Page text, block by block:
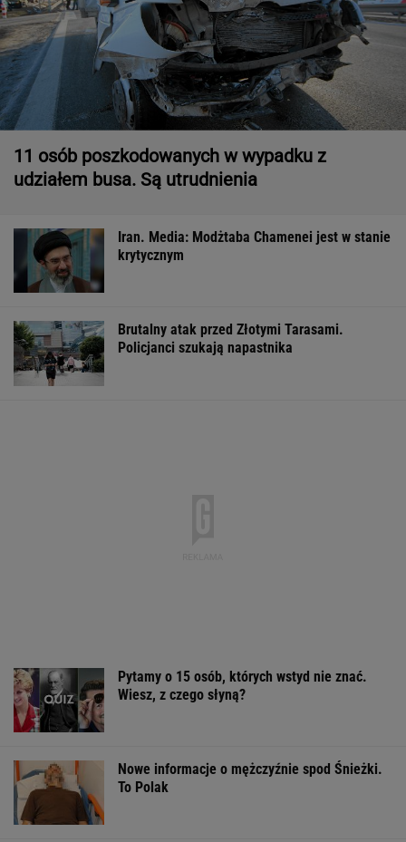
11 osób poszkodowanych w wypadku z
udziałem busa. Są utrudnienia
Iran. Media: Modżtaba Chamenei jest w stanie
krytycznym
Brutalny atak przed Złotymi Tarasami.
Policjanci szukają napastnika
Pytamy o 15 osób, których wstyd nie znać.
Wiesz, z czego słyną?
Nowe informacje o mężczyźnie spod Śnieżki.
To Polak